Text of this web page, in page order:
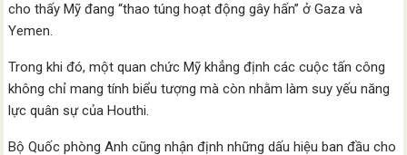
cho thấy Mỹ đang “thao túng hoạt động gây hấn” ở Gaza và
Yemen.
Trong khi đó, một quan chức Mỹ khẳng định các cuộc tấn công
không chỉ mang tính biểu tượng mà còn nhằm làm suy yếu năng
lực quân sự của Houthi.
Bộ Quốc phòng Anh cũng nhận định những dấu hiệu ban đầu cho